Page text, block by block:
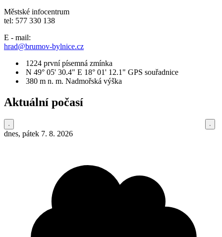
Městské infocentrum
tel: 577 330 138
E - mail:
hrad@brumov-bylnice.cz
1224 první písemná zmínka
N 49° 05' 30.4" E 18° 01' 12.1" GPS souřadnice
380 m n. m. Nadmořská výška
Aktuální počasí
dnes, pátek 7. 8. 2026